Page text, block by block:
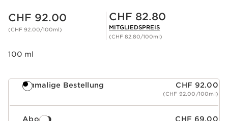
Aktueller Preis CHF 92.00
CHF 92.00
(CHF 92.00/100ml)
Mitgliederpreis CHF 82.80
CHF 82.80
MITGLIEDSPREIS
(CHF 82.80/100ml)
100 ml
Einmalige Bestellung CHF 92.00
(CHF 92.00/100ml)
Abo CHF 69.00